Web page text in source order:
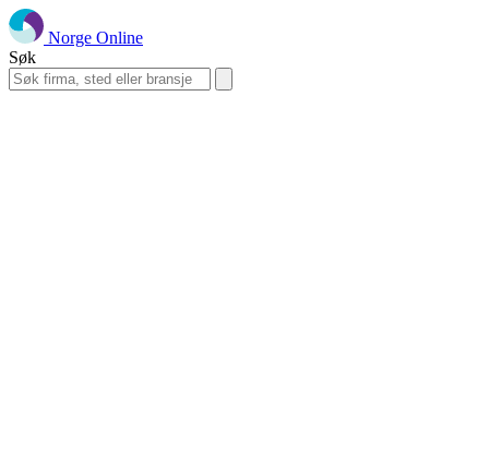
Norge Online
Søk